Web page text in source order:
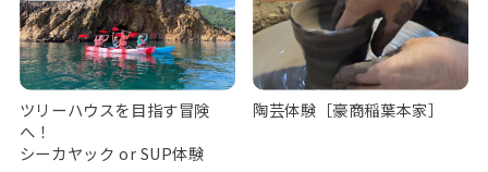
ツリーハウスを目指す冒険
へ！
シーカヤック or SUP体験
陶芸体験［豪商稲葉本家］